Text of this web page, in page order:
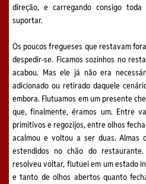
direção, e carregando consigo
suportar.
Os poucos fregueses que restavam
despedir-se. Ficamos sozinhos no
acabou. Mas ele já não era
adicionado ou retirado daquele
embora. Flutuamos em um presente
que, finalmente, éramos um. Entre
primitivos e regozijos, entre olhos
acalmou e voltou a ser duas. Almas
estendidos no chão do
resolveu voltar, flutuei em um estado
e tanto de olhos abertos quanto